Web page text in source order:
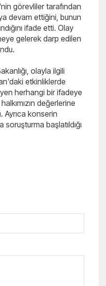
görevliler tarafından
devam ettiğini, bunun
ifade etti. Olay
gelerek darp edilen
olayla ilgili
etkinliklerde
herhangi bir ifadeye
değerlerine
Ayrıca konserin
başlatıldığı